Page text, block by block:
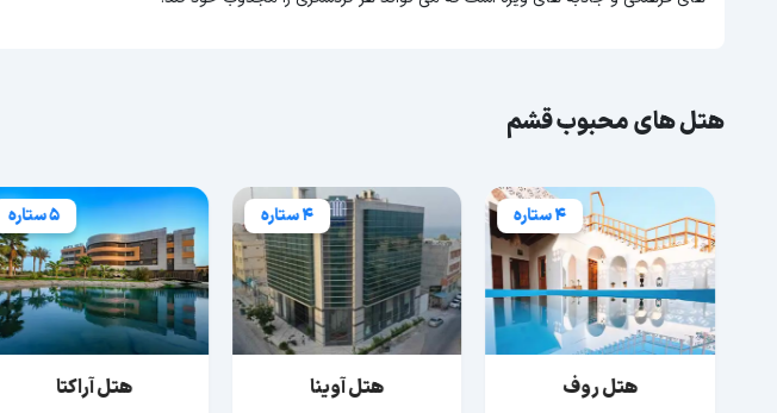
هتل های محبوب قشم
4 ستاره
هتل روف
4 ستاره
هتل آوینا
5 ستاره
هتل آراکتا